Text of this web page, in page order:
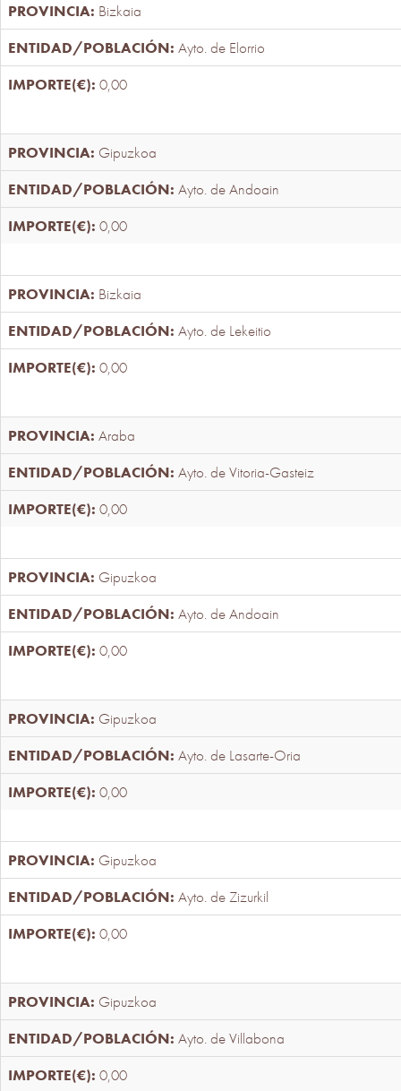
Bizkaia
Ayto. de Elorrio
0,00
Gipuzkoa
Ayto. de Andoain
0,00
Bizkaia
Ayto. de Lekeitio
0,00
Araba
Ayto. de Vitoria-Gasteiz
0,00
Gipuzkoa
Ayto. de Andoain
0,00
Gipuzkoa
Ayto. de Lasarte-Oria
0,00
Gipuzkoa
Ayto. de Zizurkil
0,00
Gipuzkoa
Ayto. de Villabona
0,00